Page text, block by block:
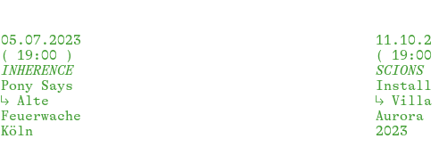
05.07.2023
19:00
INHERENCE
Pony Says
Alte
Feuerwache
Köln
19:00
SCIONS
Villa
Aurora
2023